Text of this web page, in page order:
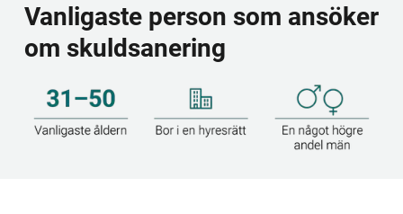
Vanligaste person som ansöker
om skuldsanering